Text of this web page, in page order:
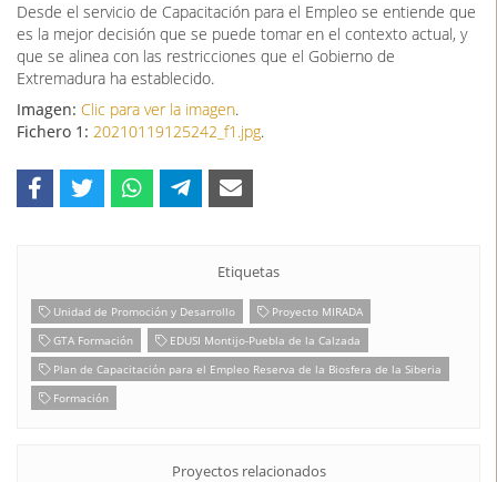
Desde el servicio de Capacitación para el Empleo se entiende que
es la mejor decisión que se puede tomar en el contexto actual, y
que se alinea con las restricciones que el Gobierno de
Extremadura ha establecido.
Imagen: Clic para ver la imagen.
Fichero 1: 20210119125242_f1.jpg.
Etiquetas
Unidad de Promoción y Desarrollo
Proyecto MIRADA
GTA Formación
EDUSI Montijo-Puebla de la Calzada
Plan de Capacitación para el Empleo Reserva de la Biosfera de la Siberia
Formación
Proyectos relacionados